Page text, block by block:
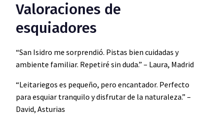
Valoraciones de
esquiadores
“San Isidro me sorprendió. Pistas bien cuidadas y
ambiente familiar. Repetiré sin duda.” – Laura, Madrid
“Leitariegos es pequeño, pero encantador. Perfecto
para esquiar tranquilo y disfrutar de la naturaleza.” –
David, Asturias